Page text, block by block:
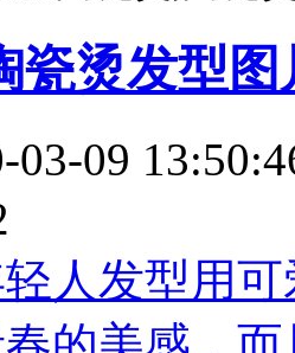
瓷烫发型
03-09
人发型用